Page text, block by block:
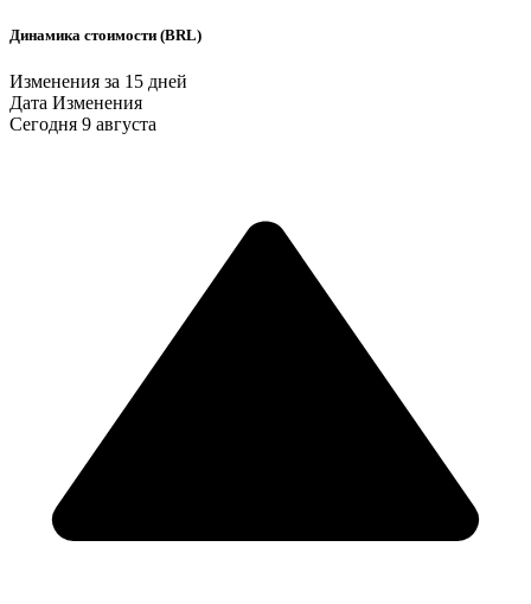
Динамика стоимости (BRL)
Изменения за 15 дней
Дата Изменения
Сегодня 9 августа